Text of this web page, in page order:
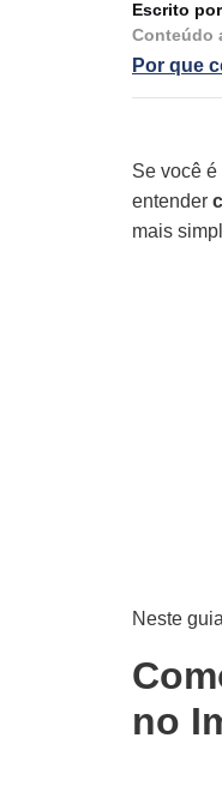
Escrito por
Conteúdo
Por que
Se você
entender
mais
Neste
no